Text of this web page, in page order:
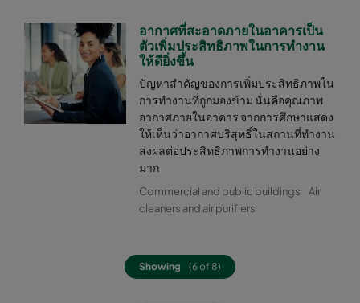
อากาศที่สะอาดภายในอาคารเป็น
ตัวเพิ่มประสิทธิภาพในการทำงาน
ให้ดียิ่งขึ้น
ปัญหาสำคัญของการเพิ่มประสิทธิภาพใน
การทำงานที่ถูกมองข้าม นั่นคือคุณภาพ
อากาศภายในอาคาร จากการศึกษาแสดง
ให้เห็นว่าอากาศบริสุทธิ์ในสถานที่ทำงาน
ส่งผลต่อประสิทธิภาพการทำงานอย่าง
มาก
Commercial and public buildings
Air
cleaners and air purifiers
Showing (6 of 8)